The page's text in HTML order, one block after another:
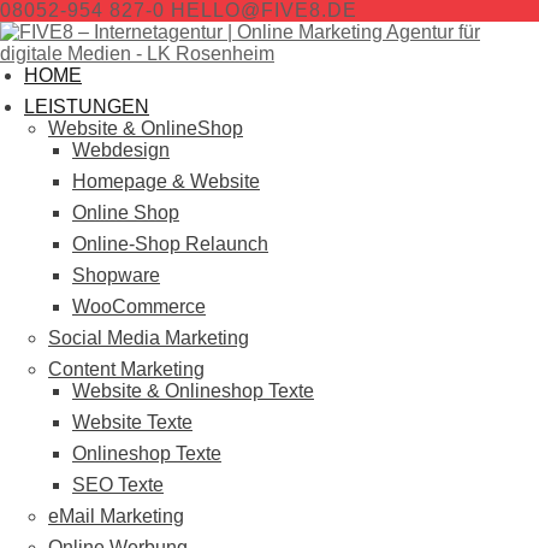
08052-954 827-0 HELLO@FIVE8.DE
HOME
LEISTUNGEN
Website & OnlineShop
Webdesign
Homepage & Website
Online Shop
Online-Shop Relaunch
Shopware
WooCommerce
Social Media Marketing
Content Marketing
Website & Onlineshop Texte
Website Texte
Onlineshop Texte
SEO Texte
eMail Marketing